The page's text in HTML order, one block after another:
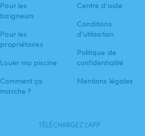
Pour les
baigneurs
Pour les
propriétaires
Louer ma piscine
Comment ça
marche ?
Centre d'aide
Conditions
d'utilisation
Politique de
confidentialité
Mentions légales
TÉLÉCHARGEZ L'APP